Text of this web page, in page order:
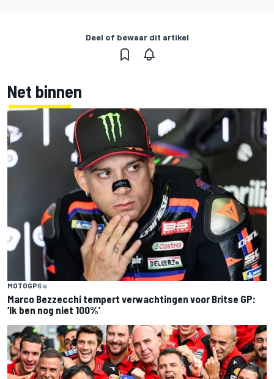
Deel of bewaar dit artikel
Net binnen
MOTOGP6 u
Marco Bezzecchi tempert verwachtingen voor Britse GP:
‘Ik ben nog niet 100%’